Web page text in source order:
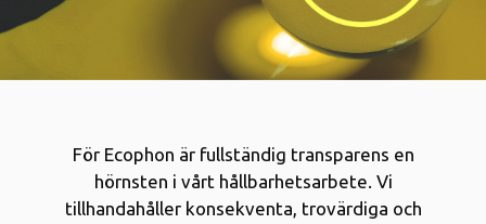
För Ecophon är fullständig transparens en
hörnsten i vårt hållbarhetsarbete. Vi
tillhandahåller konsekventa, trovärdiga och